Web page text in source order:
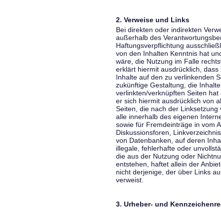
2. Verweise und Links
Bei direkten oder indirekten
außerhalb des
Haftungsverpflichtung
von den Inhalten Kenntnis hat
wäre, die Nutzung im Falle
erklärt hiermit ausdrücklich,
Inhalte auf den zu verlinkenden
zukünftige Gestaltung, die
verlinkten/verknüpften Seiten
er sich hiermit ausdrücklich von
Seiten, die nach der
alle innerhalb des eigenen
sowie für Fremdeinträge in vom
Diskussionsforen,
von Datenbanken, auf deren
illegale, fehlerhafte oder
die aus der Nutzung oder
entstehen, haftet allein der
nicht derjenige, der über Links
verweist.
3. Urheber- und